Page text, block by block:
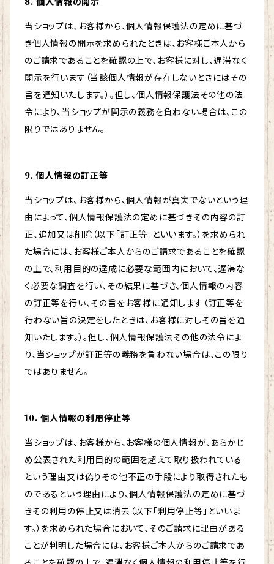
当ショップは、お客様から、個人情報保護法の定めに基づ
き個人情報の開示を求められたときは、お客様ご本人から
のご請求であることを確認の上で、お客様に対し、遅滞なく
開示を行います（当該個人情報が存在しないときにはその
旨を通知いたします。）。但し、個人情報保護法その他の法
令により、当ショップが開示の義務を負わない場合は、この
限りではありません。
9. 個人情報の訂正等
当ショップは、お客様から、個人情報が真実でないという理
由によって、個人情報保護法の定めに基づきその内容の訂
正、追加又は削除（以下「訂正等」といいます。）を求められ
た場合には、お客様ご本人からのご請求であることを確認
の上で、利用目的の達成に必要な範囲内において、遅滞な
く必要な調査を行い、その結果に基づき、個人情報の内容
の訂正等を行い、その旨をお客様に通知します（訂正等を
行わない旨の決定をしたときは、お客様に対しその旨を通
知いたします。）。但し、個人情報保護法その他の法令によ
り、当ショップが訂正等の義務を負わない場合は、この限り
ではありません。
10. 個人情報の利用停止等
当ショップは、お客様から、お客様の個人情報が、あらかじ
め公表された利用目的の範囲を超えて取り扱われている
という理由又は偽りその他不正の手段により取得されたも
のであるという理由により、個人情報保護法の定めに基づ
きその利用の停止又は消去（以下「利用停止等」といいま
す。）を求められた場合において、そのご請求に理由がある
ことが判明した場合には、お客様ご本人からのご請求であ